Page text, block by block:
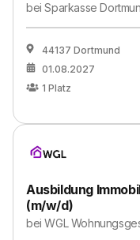
beiSparkasse
44137 Dortmund
01.08.2027
1 Platz
Ausbildung
(m/w/d)
beiWGL